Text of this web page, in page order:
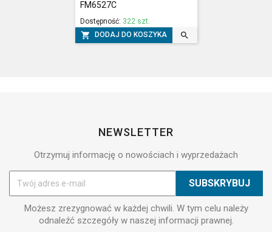
FM6527C
Dostępność: 322 szt.
 DODAJ DO KOSZYKA 
NEWSLETTER
Otrzymuj informację o nowościach i wyprzedażach
Możesz zrezygnować w każdej chwili. W tym celu należy
odnaleźć szczegóły w naszej informacji prawnej.